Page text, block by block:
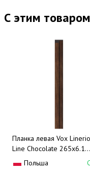
С этим
Планка левая Vox
Line Chocolate 265x6.1
(шоколад)
Польша